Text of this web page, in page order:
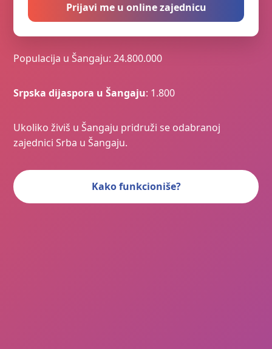
Prijavi me u online zajednicu
Populacija u Šangaju: 24.800.000
Srpska dijaspora u Šangaju: 1.800
Ukoliko živiš u Šangaju pridruži se odabranoj
zajednici Srba u Šangaju.
Kako funkcioniše?